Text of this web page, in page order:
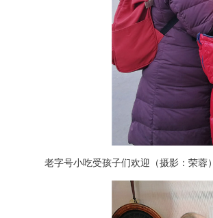
老字号小吃受孩子们欢迎（摄影：荣蓉）